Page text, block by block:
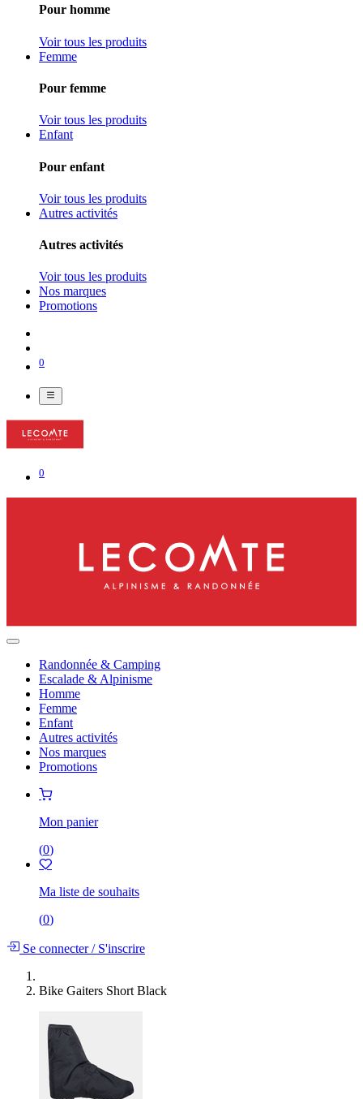
Pour homme
Voir tous les produits
Femme
Pour femme
Voir tous les produits
Enfant
Pour enfant
Voir tous les produits
Autres activités
Autres activités
Voir tous les produits
Nos marques
Promotions
0
0
Randonnée & Camping
Escalade & Alpinisme
Homme
Femme
Enfant
Autres activités
Nos marques
Promotions
Mon panier
(0)
Ma liste de souhaits
(0)
Se connecter/S'inscrire
Bike Gaiters Short Black